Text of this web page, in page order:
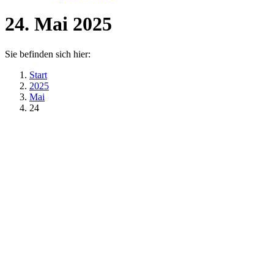
24. Mai 2025
Sie befinden sich hier:
Start
2025
Mai
24